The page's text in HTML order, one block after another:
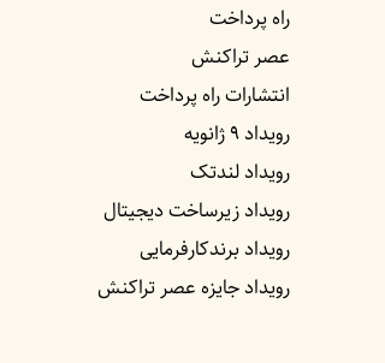
راه پرداخت
عصر تراکنش
انتشارات راه پرداخت
رویداد ۹ ژانویه
رویداد لندتک
رویداد زیرساخت دیجیتال
رویداد برندکارفرمایی
رویداد جایزه عصر تراکنش